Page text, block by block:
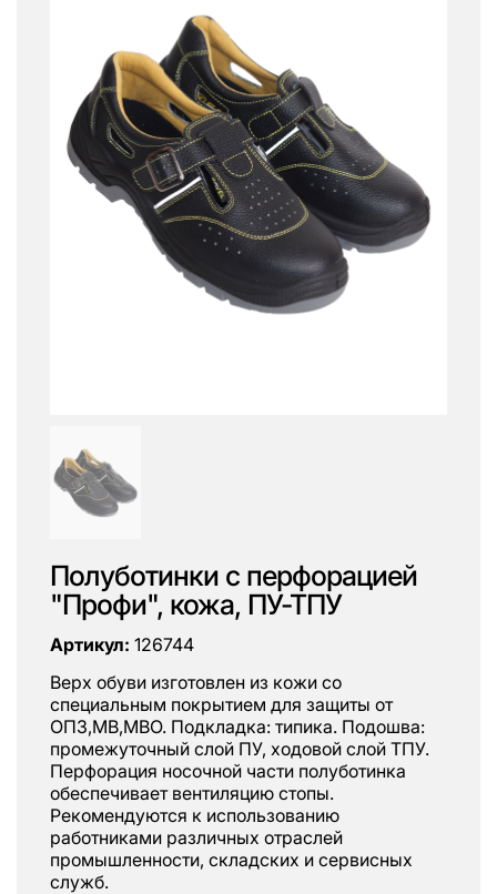
Полуботинки с перфорацией
"Профи", кожа, ПУ-ТПУ
Артикул: 126744
Верх обуви изготовлен из кожи со
специальным покрытием для защиты от
ОПЗ,МВ,МВО. Подкладка: типика. Подошва:
промежуточный слой ПУ, ходовой слой ТПУ.
Перфорация носочной части полуботинка
обеспечивает вентиляцию стопы.
Рекомендуются к использованию
работниками различных отраслей
промышленности, складских и сервисных
служб.